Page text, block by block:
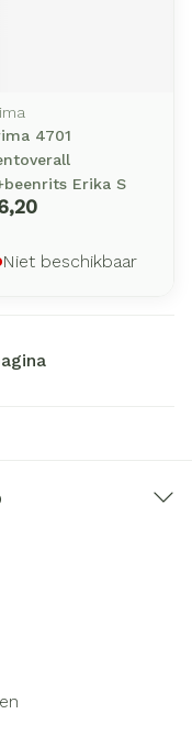
4701
Erika S
Niet beschikbaar